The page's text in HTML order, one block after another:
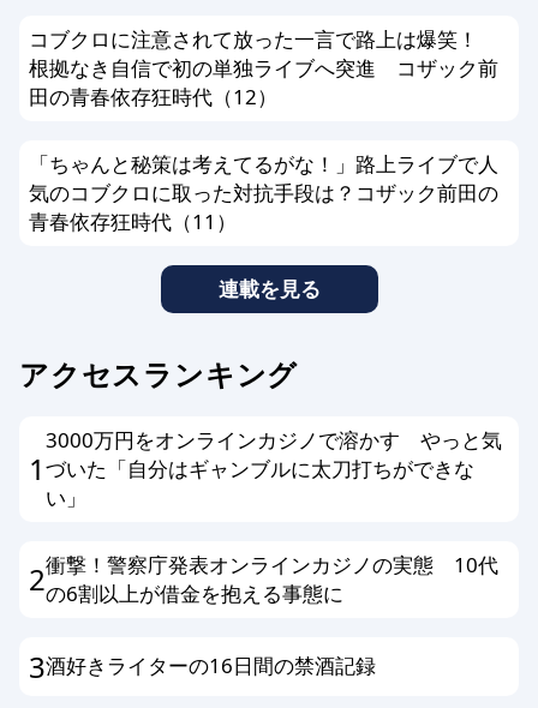
編集方針に同意する方のみ投稿ができ
ます。以上、あらかじめ、ご了承くだ
さい。
コブクロに注意されて放った一言で路上は爆笑！
根拠なき自信で初の単独ライブへ突進 コザック前
田の青春依存狂時代（12）
「ちゃんと秘策は考えてるがな！」路上ライブで人
気のコブクロに取った対抗手段は？コザック前田の
青春依存狂時代（11）
連載を見る
アクセスランキング
1
3000万円をオンラインカジノで溶かす やっと気
づいた「自分はギャンブルに太刀打ちができな
い」
2衝撃！警察庁発表オンラインカジノの実態 10代
の6割以上が借金を抱える事態に
3酒好きライターの16日間の禁酒記録